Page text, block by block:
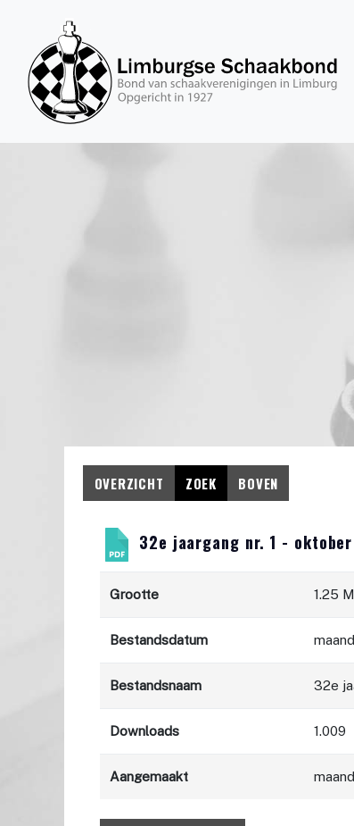
OVERZICHT ZOEK BOVEN
32e jaargang nr. 1 -
Grootte 1.25
Bestandsdatum
Bestandsnaam 32e
Downloads 1.009
Aangemaakt